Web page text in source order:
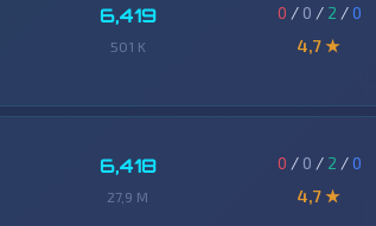
6,419
501 K
0 / 0 / 2 /0
4,7 ★
6,418
27,9 M
0 / 0 / 2 /0
4,7 ★